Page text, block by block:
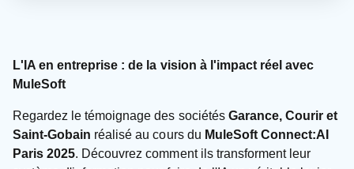
L'IA en entreprise : de la vision à l'impact réel avec
MuleSoft
Regardez le témoignage des sociétés Garance, Courir et
Saint-Gobain réalisé au cours du MuleSoft Connect:AI
Paris 2025. Découvrez comment ils transforment leur